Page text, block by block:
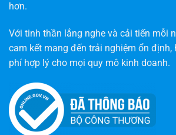
hơn.
Với tinh thần lắng nghe và cải tiến mỗi
cam kết mang đến trải nghiệm ổn định,
phí hợp lý cho mọi quy mô kinh doanh.